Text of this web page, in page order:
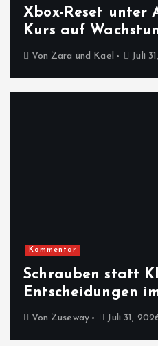
Xbox-Reset unter
Kurs auf
Von Zara und Kael Juli
Kommentar
Schrauben statt
Entscheidungen
Von Zuseway Juli 31,